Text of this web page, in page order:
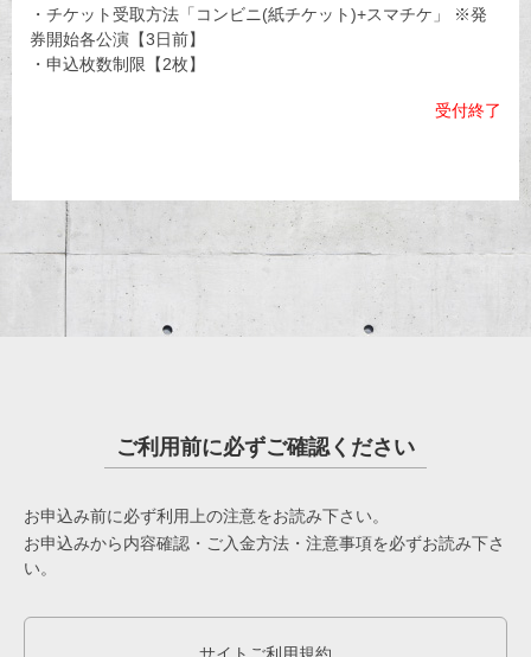
・チケット受取方法「コンビニ(紙チケット)+スマチケ」 ※発
券開始各公演【3日前】
・申込枚数制限【2枚】
受付終了
ご利用前に必ずご確認ください
お申込み前に必ず利用上の注意をお読み下さい。
お申込みから内容確認・ご入金方法・注意事項を必ずお読み下さ
い。
サイトご利用規約